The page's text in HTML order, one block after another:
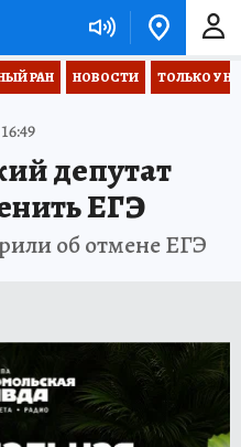
РАН НОВОСТИ ТОЛЬКО У
депутат
ЕГЭ
об отмене ЕГЭ